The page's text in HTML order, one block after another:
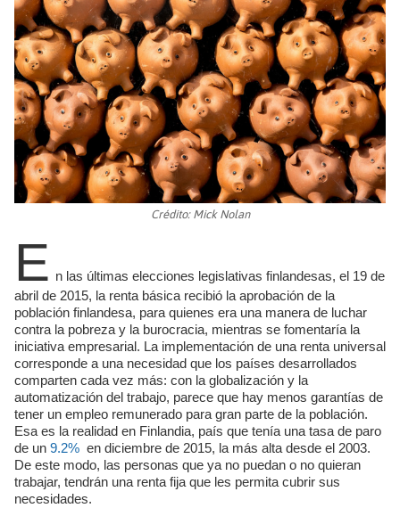
Crédito: Mick Nolan
E n las últimas elecciones legislativas finlandesas, el 19 de
abril de 2015, la renta básica recibió la aprobación de la
población finlandesa, para quienes era una manera de luchar
contra la pobreza y la burocracia, mientras se fomentaría la
iniciativa empresarial. La implementación de una renta universal
corresponde a una necesidad que los países desarrollados
comparten cada vez más: con la globalización y la
automatización del trabajo, parece que hay menos garantías de
tener un empleo remunerado para gran parte de la población.
Esa es la realidad en Finlandia, país que tenía una tasa de paro
de un 9.2% en diciembre de 2015, la más alta desde el 2003.
De este modo, las personas que ya no puedan o no quieran
trabajar, tendrán una renta fija que les permita cubrir sus
necesidades.